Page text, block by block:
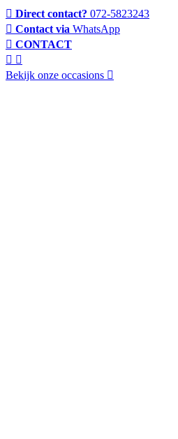
Direct contact? 072-5823243
Contact via WhatsApp
CONTACT
Bekijk onze occasions